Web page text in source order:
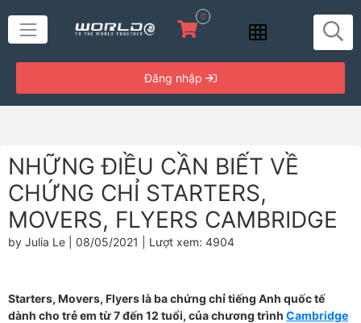
0
Đăng nhập
NHỮNG ĐIỀU CẦN BIẾT VỀ
CHỨNG CHỈ STARTERS,
MOVERS, FLYERS CAMBRIDGE
by Julia Le | 08/05/2021 | Lượt xem: 4904
Starters, Movers, Flyers là ba chứng chỉ tiếng Anh quốc tế
dành cho trẻ em từ 7 đến 12 tuổi, của chương trình Cambridge